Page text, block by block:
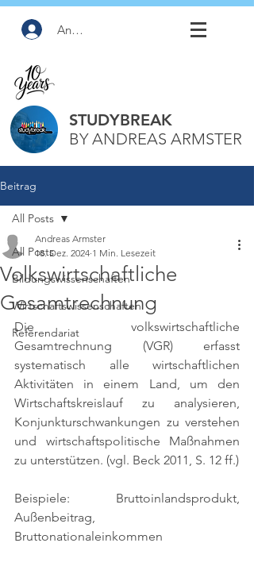
Anmelden
STUDYBREAK
BY ANDREAS ARMSTER
Beitrag
All Posts
Bildungswissenschaften
Wirtschaftswissenschaften
Referendariat
All Posts
Volkswirtschaftliche
Gesamtrechnung
Andreas Armster
18. Dez. 2024 1 Min. Lesezeit
Die volkswirtschaftliche
Gesamtrechnung (VGR) erfasst
systematisch alle wirtschaftlichen
Aktivitäten in einem Land, um den
Wirtschaftskreislauf zu analysieren,
Konjunkturschwankungen zu verstehen
und wirtschaftspolitische Maßnahmen
zu unterstützen. (vgl. Beck 2011, S. 12 ff.)
Beispiele: Bruttoinlandsprodukt,
Außenbeitrag,
Bruttonationaleinkommen